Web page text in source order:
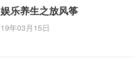
娱乐养生之放风筝
19年03月15日